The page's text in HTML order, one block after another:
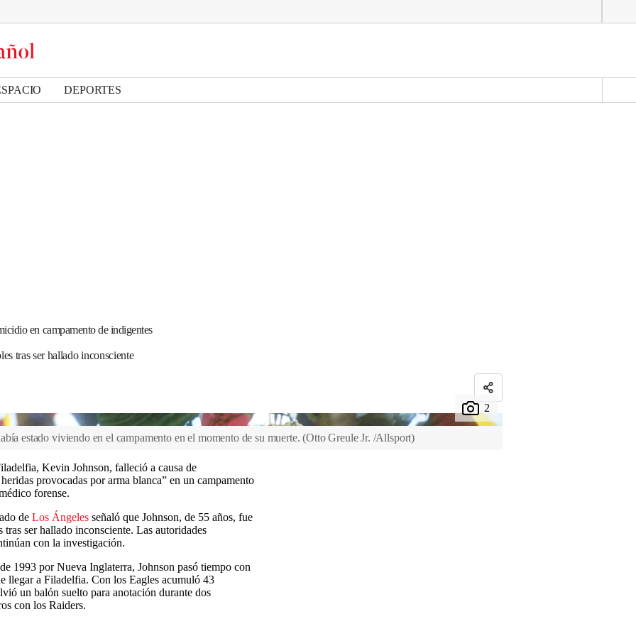
DEPORTES
en campamento de indigentes
tras ser hallado inconsciente
estado viviendo en el campamento en el momento de su muerte. (Otto Greule Jr. /Allsport)
Kevin Johnson, falleció a causa de
provocadas por arma blanca” en un campamento
forense.
de Los Ángeles señaló que Johnson, de 55 años, fue
ser hallado inconsciente. Las autoridades
con la investigación.
1993 por Nueva Inglaterra, Johnson pasó tiempo con
llegar a Filadelfia. Con los Eagles acumuló 43
un balón suelto para anotación durante dos
con los Raiders.